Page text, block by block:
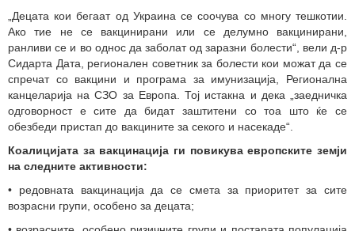
„Децата кои бегаат од Украина се соочува со многу тешкотии.
Ако тие не се вакцинирани или се делумно вакцинирани,
ранливи се и во однос да заболат од заразни болести“, вели д-р
Сидарта Дата, регионален советник за болести кои можат да се
спречат со вакцини и програма за имунизација, Регионална
канцеларија на СЗО за Европа. Тој истакна и дека „заедничка
одговорност е сите да бидат заштитени со тоа што ќе се
обезбеди пристап до вакцините за секого и насекаде“.
Коалицијата за вакцинација ги повикува европските земји
на следните активности:
• редовната вакцинација да се смета за приоритет за сите
возрасни групи, особено за децата;